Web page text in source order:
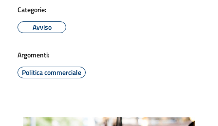
Categorie:
Avviso
Argomenti:
Politica commerciale